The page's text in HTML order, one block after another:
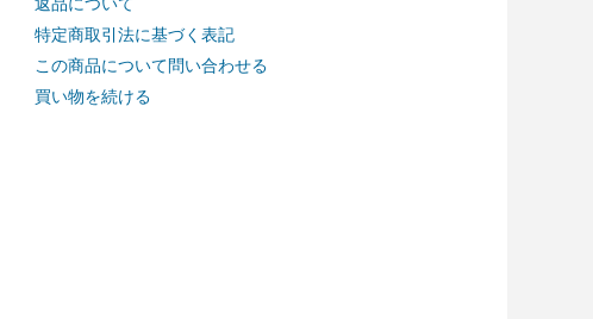
特定商取引法に基づく表記
この商品について問い合わせる
買い物を続ける